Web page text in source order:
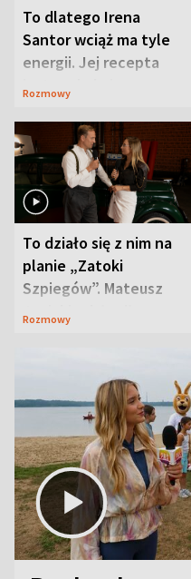
To dlatego Irena
Santor wciąż ma tyle
energii. Jej recepta
jest zaskakująco
Rozmowy
To działo się z nim na
planie „Zatoki
Szpiegów”. Mateusz
Janicki odsłonił
Rozmowy